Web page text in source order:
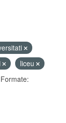
liceu
Formate: